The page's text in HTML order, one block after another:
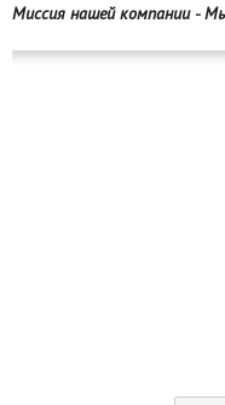
Миссия нашей компании -